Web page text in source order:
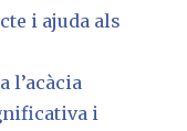
i ajuda als
l’acàcia
i